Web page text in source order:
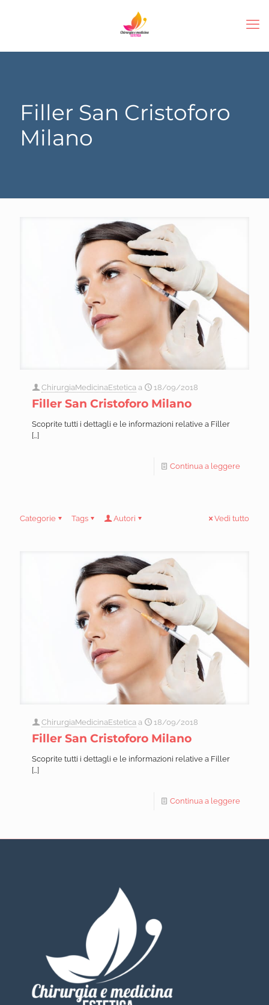
Filler San Cristoforo
Milano
ChirurgiaMedicinaEstetica a 18/09/2018
Filler San Cristoforo Milano
Scoprite tutti i dettagli e le informazioni relative a Filler
[…]
Continua a leggere
Categorie Tags Autori Vedi tutto
ChirurgiaMedicinaEstetica a 18/09/2018
Filler San Cristoforo Milano
Scoprite tutti i dettagli e le informazioni relative a Filler
[…]
Continua a leggere